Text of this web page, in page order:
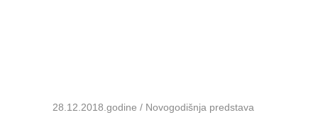
28.12.2018.godine / Novogodišnja predstava